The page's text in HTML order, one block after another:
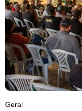
Geral